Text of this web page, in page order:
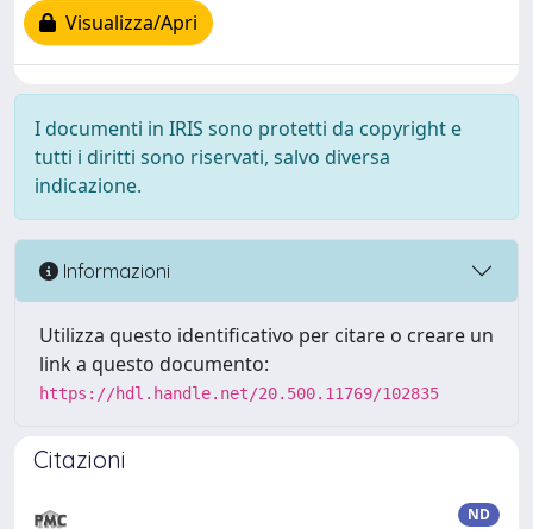
Visualizza/Apri
I documenti in IRIS sono protetti da copyright e
tutti i diritti sono riservati, salvo diversa
indicazione.
Informazioni
Utilizza questo identificativo per citare o creare un
link a questo documento:
https://hdl.handle.net/20.500.11769/102835
Citazioni
ND